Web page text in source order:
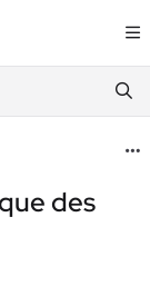
further.
des